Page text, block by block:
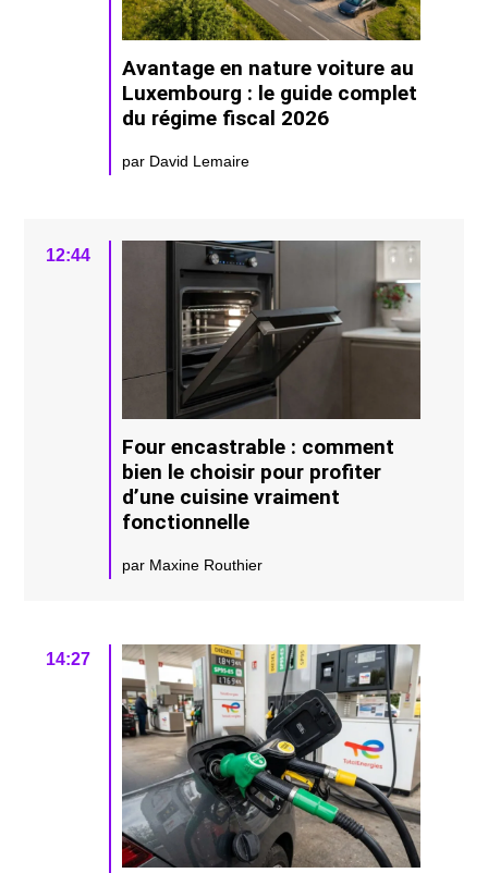
Avantage en nature voiture au
Luxembourg : le guide complet
du régime fiscal 2026
par David Lemaire
12:44
Four encastrable : comment
bien le choisir pour profiter
d’une cuisine vraiment
fonctionnelle
par Maxine Routhier
14:27